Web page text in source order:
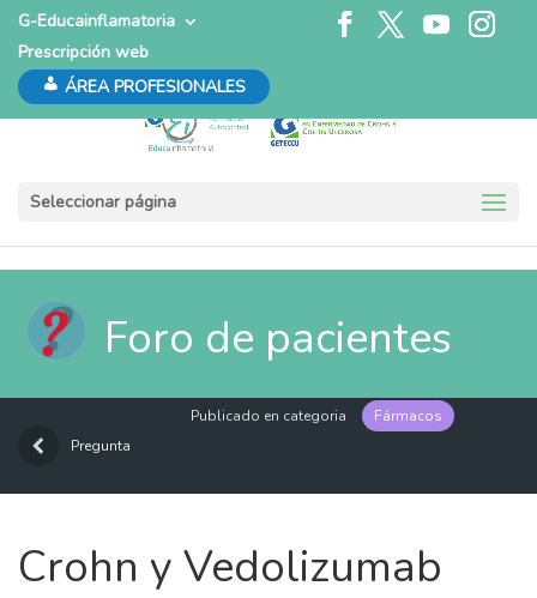
G-Educainflamatoria
Prescripción web
ÁREA PROFESIONALES
Seleccionar página
Foro de pacientes
Pregunta
Publicado en categoria Fármacos
Crohn y Vedolizumab